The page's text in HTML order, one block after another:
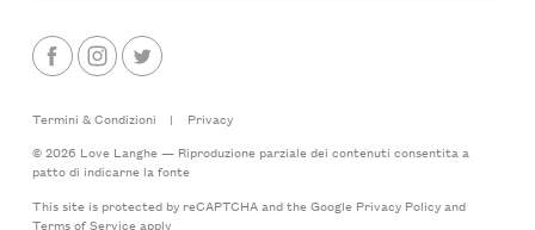
Termini & Condizioni |
Privacy
© 2026 Love Langhe — Riproduzione parziale dei contenuti consentita a
patto di indicarne la fonte
This site is protected by reCAPTCHA and the Google Privacy Policyand
Terms of Serviceapply